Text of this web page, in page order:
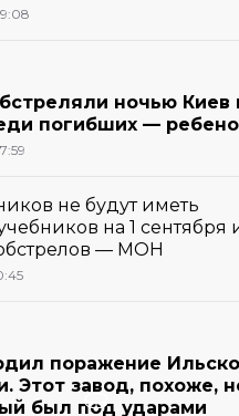
ночью Киев
погибших —
не будут иметь
на 1 сентября
— МОН
поражение
Этот завод, похоже,
был под ударами
Поддержать